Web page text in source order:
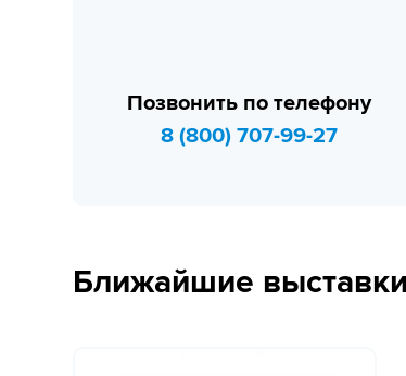
Позвонить по телефону
8 (800) 707-99-27
Ближайшие